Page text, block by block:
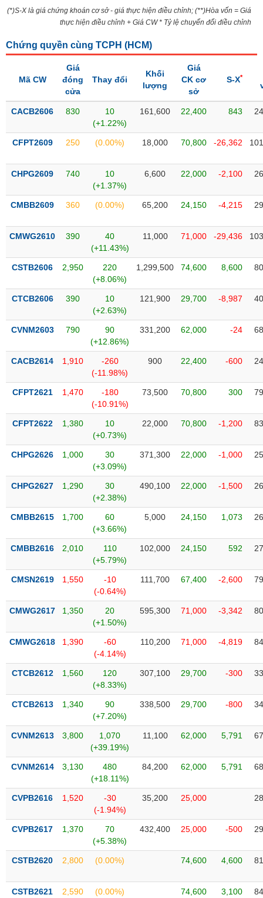
quan
dịch
chính
tích
thuật
sơ
doanh
Tin
Tâm
thị
trường
(*)S-X là giá chứng khoán cơ sở - giá thực hiện điều chỉnh; (**)Hòa vốn = Giá
thực hiện điều chỉnh + Giá CW * Tỷ lệ chuyển đổi điều chỉnh
Chứng quyền cùng TCPH (HCM)
Mã CW
Giá
đóng
cửa
Thay đổi
Khối
lượng
Giá
CK cơ
sở
S-X*
CACB2606 830
10
(+1.22%)
161,600 22,400 843
CFPT2609 250 (0.00%) 18,000 70,800 -26,362
CHPG2609 740
10
(+1.37%)
6,600 22,000 -2,100
CMBB2609 360 (0.00%) 65,200 24,150 -4,215
CMWG2610 390
40
(+11.43%)
11,000 71,000 -29,436
CSTB2606 2,950
220
(+8.06%)
1,299,500 74,600 8,600
CTCB2606 390
10
(+2.63%)
121,900 29,700 -8,987
CVNM2603 790
90
(+12.86%)
331,200 62,000 -24
CACB2614 1,910
-260
(-11.98%)
900 22,400 -600
CFPT2621 1,470
-180
(-10.91%)
73,500 70,800 300
CFPT2622 1,380
10
(+0.73%)
22,000 70,800 -1,200
CHPG2626 1,000
30
(+3.09%)
371,300 22,000 -1,000
CHPG2627 1,290
30
(+2.38%)
490,100 22,000 -1,500
CMBB2615 1,700
60
(+3.66%)
5,000 24,150 1,073
CMBB2616 2,010
110
(+5.79%)
102,000 24,150 592
CMSN2619 1,550
-10
(-0.64%)
111,700 67,400 -2,600
CMWG2617 1,350
20
(+1.50%)
595,300 71,000 -3,342
CMWG2618 1,390
-60
(-4.14%)
110,200 71,000 -4,819
CTCB2612 1,560
120
(+8.33%)
307,100 29,700 -300
CTCB2613 1,340
90
(+7.20%)
338,500 29,700 -800
CVNM2613 3,800
1,070
(+39.19%)
11,100 62,000 5,791
CVNM2614 3,130
480
(+18.11%)
84,200 62,000 5,791
CVPB2616 1,520
-30
(-1.94%)
35,200 25,000
CVPB2617 1,370
70
(+5.38%)
432,400 25,000 -500
CSTB2620 2,800 (0.00%) 74,600 4,600
CSTB2621 2,590 (0.00%) 74,600 3,100
SECTOR
NĂNG
VẬT
CÔNG
DÙNG
THIẾT
YẾU
TIÊU
THIẾT
YẾU
CHĂM
SỨC
TÀI
TIN
VỤ
THÔNG
TIỆN
ÍCH